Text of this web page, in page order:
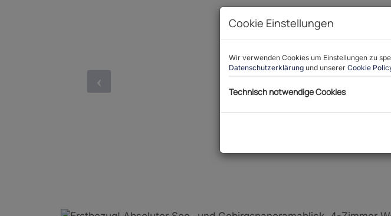
Cookie Einstellungen
Wir verwenden Cookies um Einstellungen zu
Datenschutzerklärung und unserer Cookie
Technisch notwendige Cookies